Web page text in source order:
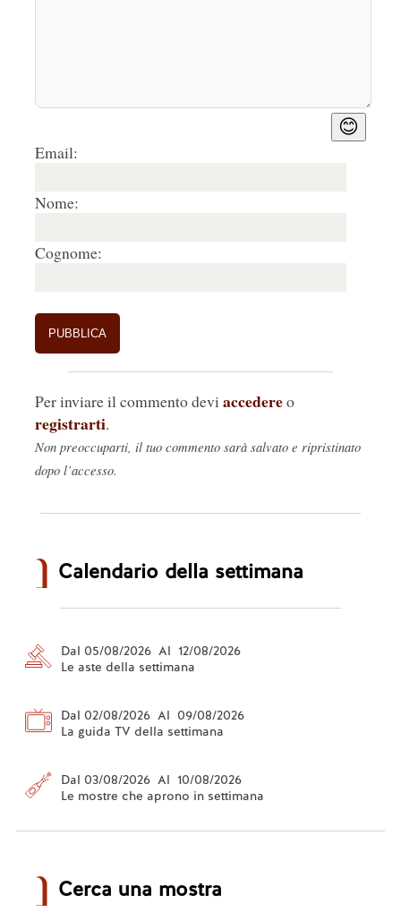
😊
Email:
Nome:
Cognome:
Per inviare il commento devi accedereo
registrarti.
Non preoccuparti, il tuo commento sarà salvato e ripristinato
dopo l’accesso.
Calendario della settimana
Dal 05/08/2026 Al 12/08/2026
Le aste della settimana
Dal 02/08/2026 Al 09/08/2026
La guida TV della settimana
Dal 03/08/2026 Al 10/08/2026
Le mostre che aprono in settimana
Cerca una mostra